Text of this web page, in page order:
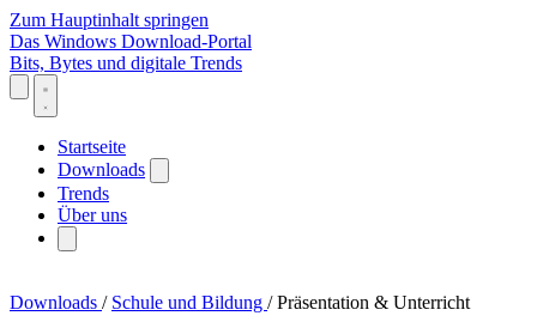
Zum Hauptinhalt springen
Das Windows Download-Portal
Bits, Bytes und digitale Trends
Startseite
Downloads
Trends
Über uns
Downloads / Schule und Bildung / Präsentation & Unterricht